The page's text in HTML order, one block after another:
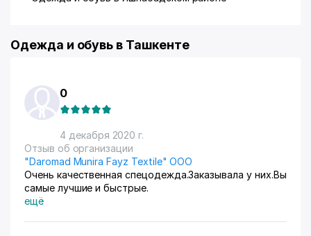
Одежда и обувь в Ташкенте
0
4 декабря 2020 г.
Отзыв об организации
"Daromad Munira Fayz Textile" ООО
Очень качественная спецодежда.Заказывала у них.Вы
самые лучшие и быстрые.
ещё